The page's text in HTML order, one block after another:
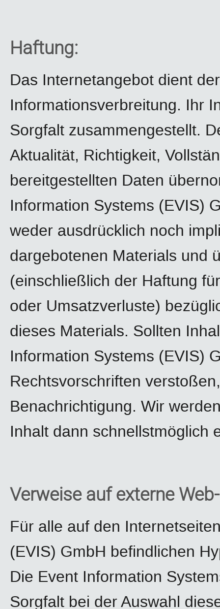
Haftung:
Das Internetangebot dient
Informationsverbreitung. Ihr
Sorgfalt zusammengestellt.
Aktualität, Richtigkeit,
bereitgestellten Daten
Information Systems (EVIS)
weder ausdrücklich noch
dargebotenen Materials und
(einschließlich der Haftung
oder Umsatzverluste)
dieses Materials. Sollten
Information Systems (EVIS)
Rechtsvorschriften
Benachrichtigung. Wir
Inhalt dann schnellstmöglich
Verweise auf externe
Für alle auf den
(EVIS) GmbH befindlichen
Die Event Information
Sorgfalt bei der Auswahl